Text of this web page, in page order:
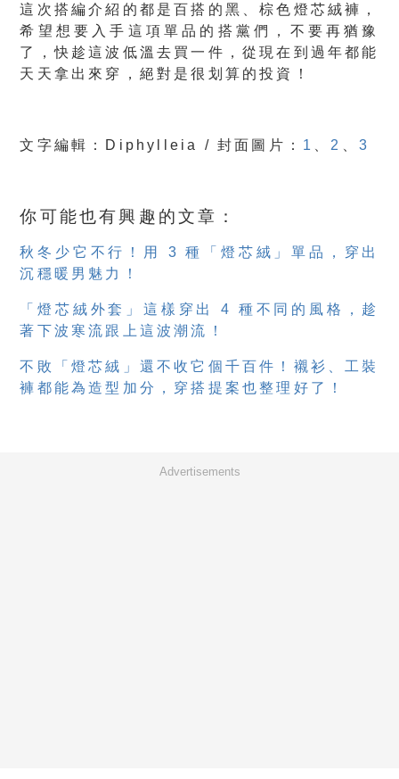
這次搭編介紹的都是百搭的黑、棕色燈芯絨褲，
希望想要入手這項單品的搭黨們，不要再猶豫
了，快趁這波低溫去買一件，從現在到過年都能
天天拿出來穿，絕對是很划算的投資！
文字編輯：Diphylleia / 封面圖片： 1 2 3
你可能也有興趣的文章：
秋冬少它不行！用 3 種「燈芯絨」單品，穿出
沉穩暖男魅力！
「燈芯絨外套」這樣穿出 4 種不同的風格，趁
著下波寒流跟上這波潮流！
不敗「燈芯絨」還不收它個千百件！襯衫、工裝
褲都能為造型加分，穿搭提案也整理好了！
Advertisements